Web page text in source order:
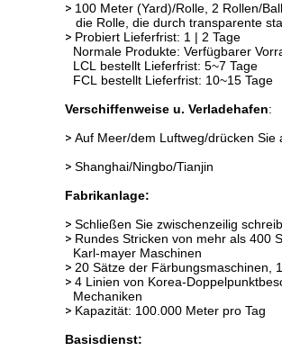
> 100 Meter (Yard)/Rolle, 2 Rollen/
die Rolle, die durch transparente
> Probiert Lieferfrist: 1 | 2 Tage
Normale Produkte: Verfügbarer
LCL bestellt Lieferfrist: 5~7 Tage
FCL bestellt Lieferfrist: 10~15 Tage
Verschiffenweise u. Verladehafen:
> Auf Meer/dem Luftweg/drücken Sie
> Shanghai/Ningbo/Tianjin
Fabrikanlage:
> Schließen Sie zwischenzeilig
> Rundes Stricken von mehr als 400
Karl-mayer Maschinen
> 20 Sätze der Färbungsmaschinen,
> 4 Linien von Korea-
Mechaniken
> Kapazität: 100.000 Meter pro Tag
Basisdienst: